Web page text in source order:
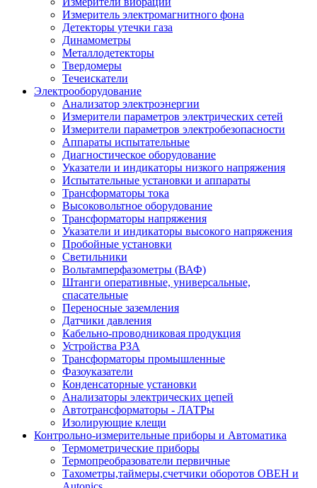
Измеритель электромагнитного фона
Детекторы утечки газа
Динамометры
Металлодетекторы
Твердомеры
Течеискатели
Электрооборудование
Анализатор электроэнергии
Измерители параметров электрических сетей
Измерители параметров электробезопасности
Аппараты испытательные
Диагностическое оборудование
Указатели и индикаторы низкого напряжения
Испытательные установки и аппараты
Трансформаторы тока
Высоковольтное оборудование
Трансформаторы напряжения
Указатели и индикаторы высокого напряжения
Пробойные установки
Светильники
Вольтамперфазометры (ВАФ)
Штанги оперативные, универсальные,
спасательные
Переносные заземления
Датчики давления
Кабельно-проводниковая продукция
Устройства РЗА
Трансформаторы промышленные
Фазоуказатели
Конденсаторные установки
Анализаторы электрических цепей
Автотрансформаторы - ЛАТРы
Изолирующие клещи
Контрольно-измерительные приборы и Автоматика
Термометрические приборы
Термопреобразователи первичные
Тахометры,таймеры,счетчики оборотов ОВЕН и